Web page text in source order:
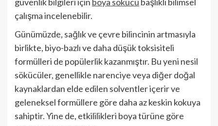
çalışma incelenebilir.
Günümüzde, sağlık ve çevre bilincinin artmasıyla
birlikte, biyo-bazlı ve daha düşük toksisiteli
formülleri de popülerlik kazanmıştır. Bu yeni nesil
sökücüler, genellikle narenciye veya diğer doğal
kaynaklardan elde edilen solventler içerir ve
geleneksel formüllere göre daha az keskin kokuya
sahiptir. Yine de, etkililikleri boya türüne göre